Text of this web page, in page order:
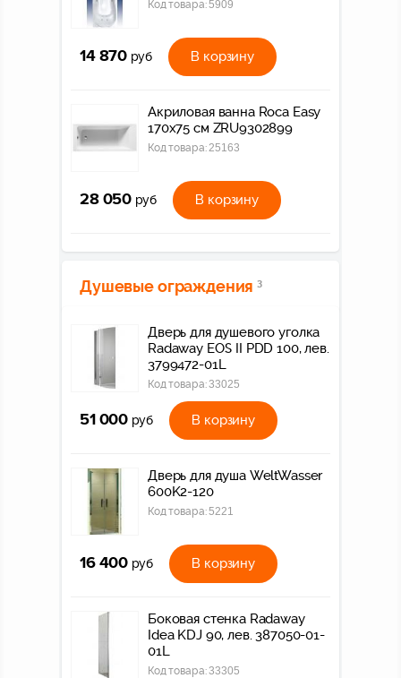
Код товара:5909
14 870 руб В корзину
Акриловая ванна Roca Easy
170x75 см ZRU9302899
Код товара:25163
28 050 руб В корзину
Душевые ограждения 3
Дверь для душевого уголка
Radaway EOS II PDD 100, лев.
3799472-01L
Код товара:33025
51 000 руб В корзину
Дверь для душа WeltWasser
600K2-120
Код товара:5221
16 400 руб В корзину
Боковая стенка Radaway
Idea KDJ 90, лев. 387050-01-
01L
Код товара:33305